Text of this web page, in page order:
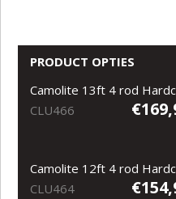
PRODUCT OPTIES
Camolite 13ft 4 rod
CLU466
Camolite 12ft 4 rod
CLU464